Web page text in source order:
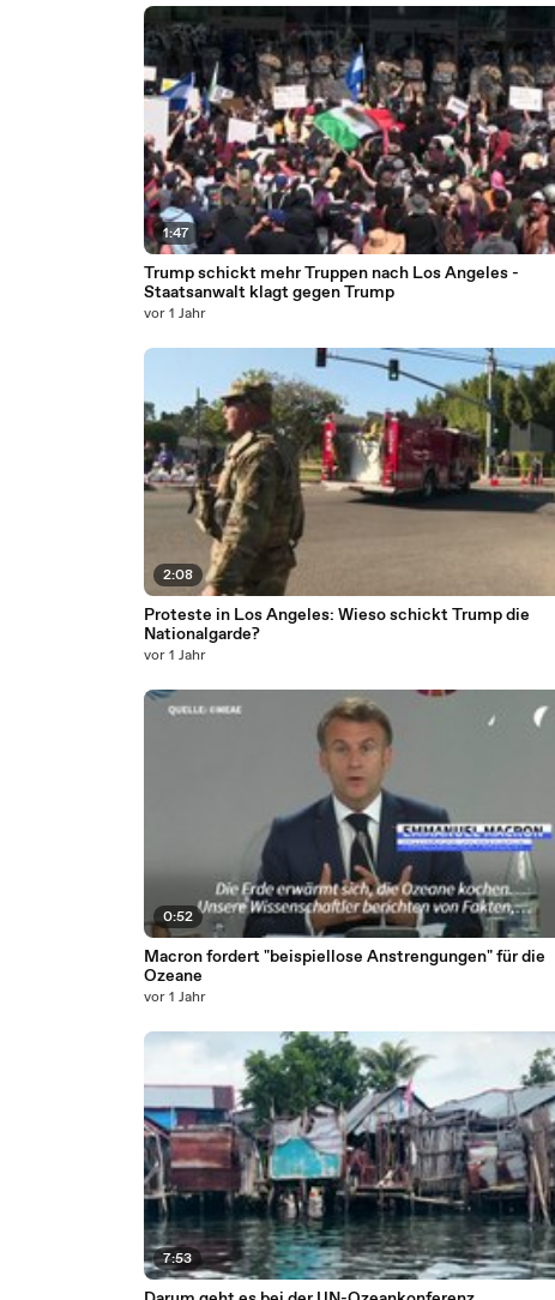
1:47
Trump schickt mehr Truppen nach Los Angeles -
Staatsanwalt klagt gegen Trump
vor 1 Jahr
2:08
Proteste in Los Angeles: Wieso schickt Trump die
Nationalgarde?
vor 1 Jahr
0:52
Macron fordert "beispiellose Anstrengungen" für die
Ozeane
vor 1 Jahr
7:53